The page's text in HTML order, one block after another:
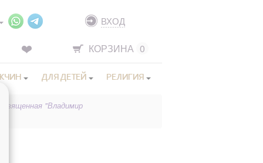
ВХОД
КОРЗИНА 0
ДЛЯ ДЕТЕЙ РЕЛИГИЯ
освященная "Владимир